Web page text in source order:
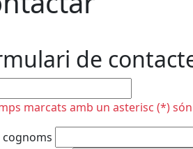
de
marcats amb un asterisc (*)
cognoms